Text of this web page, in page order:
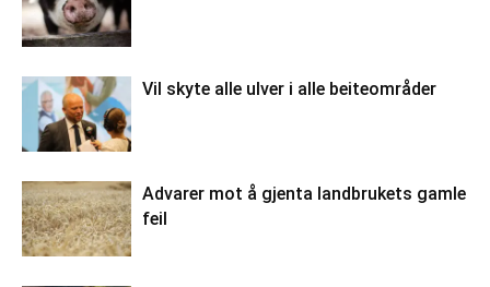
Vil skyte alle ulver i alle beiteområder
Advarer mot å gjenta landbrukets gamle
feil